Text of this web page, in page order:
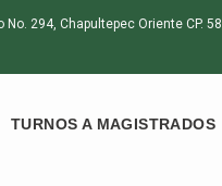
294, Chapultepec Oriente CP.
TURNOS A MAGISTRADOS